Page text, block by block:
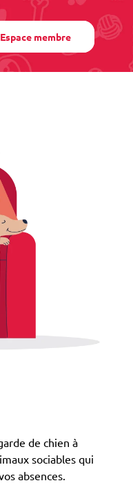
Espace membre
de chien à
sociables qui
absences.